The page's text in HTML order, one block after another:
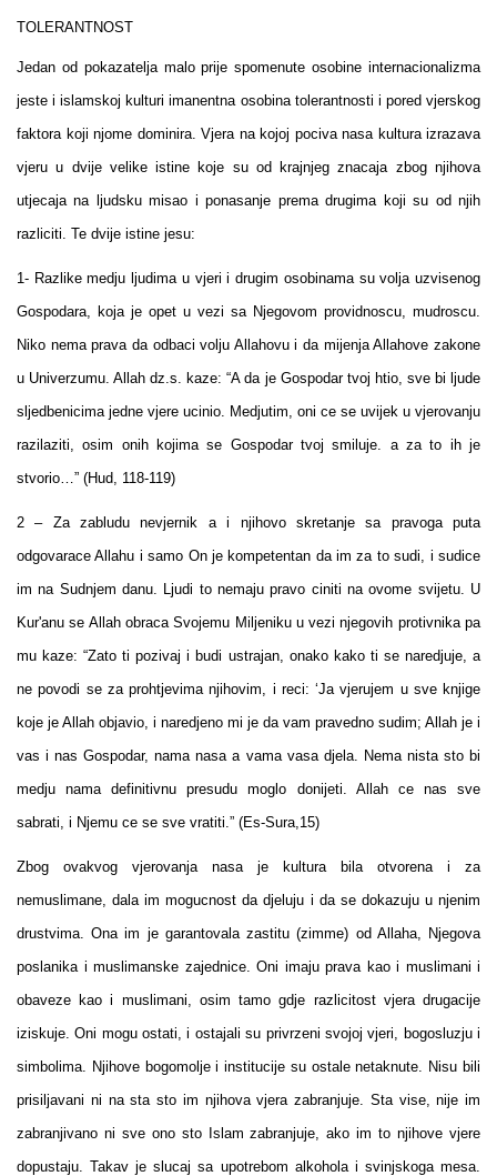
TOLERANTNOST
Jedan od pokazatelja malo prije spomenute osobine internacionalizma
jeste i islamskoj kulturi imanentna osobina tolerantnosti i pored vjerskog
faktora koji njome dominira. Vjera na kojoj pociva nasa kultura izrazava
vjeru u dvije velike istine koje su od krajnjeg znacaja zbog njihova
utjecaja na ljudsku misao i ponasanje prema drugima koji su od njih
razliciti. Te dvije istine jesu:
1- Razlike medju ljudima u vjeri i drugim osobinama su volja uzvisenog
Gospodara, koja je opet u vezi sa Njegovom providnoscu, mudroscu.
Niko nema prava da odbaci volju Allahovu i da mijenja Allahove zakone
u Univerzumu. Allah dz.s. kaze: “A da je Gospodar tvoj htio, sve bi ljude
sljedbenicima jedne vjere ucinio. Medjutim, oni ce se uvijek u vjerovanju
razilaziti, osim onih kojima se Gospodar tvoj smiluje. a za to ih je
stvorio…” (Hud, 118-119)
2 – Za zabludu nevjernik a i njihovo skretanje sa pravoga puta
odgovarace Allahu i samo On je kompetentan da im za to sudi, i sudice
im na Sudnjem danu. Ljudi to nemaju pravo ciniti na ovome svijetu. U
Kur'anu se Allah obraca Svojemu Miljeniku u vezi njegovih protivnika pa
mu kaze: “Zato ti pozivaj i budi ustrajan, onako kako ti se naredjuje, a
ne povodi se za prohtjevima njihovim, i reci: ‘Ja vjerujem u sve knjige
koje je Allah objavio, i naredjeno mi je da vam pravedno sudim; Allah je i
vas i nas Gospodar, nama nasa a vama vasa djela. Nema nista sto bi
medju nama definitivnu presudu moglo donijeti. Allah ce nas sve
sabrati, i Njemu ce se sve vratiti.” (Es-Sura,15)
Zbog ovakvog vjerovanja nasa je kultura bila otvorena i za
nemuslimane, dala im mogucnost da djeluju i da se dokazuju u njenim
drustvima. Ona im je garantovala zastitu (zimme) od Allaha, Njegova
poslanika i muslimanske zajednice. Oni imaju prava kao i muslimani i
obaveze kao i muslimani, osim tamo gdje razlicitost vjera drugacije
iziskuje. Oni mogu ostati, i ostajali su privrzeni svojoj vjeri, bogosluzju i
simbolima. Njihove bogomolje i institucije su ostale netaknute. Nisu bili
prisiljavani ni na sta sto im njihova vjera zabranjuje. Sta vise, nije im
zabranjivano ni sve ono sto Islam zabranjuje, ako im to njihove vjere
dopustaju. Takav je slucaj sa upotrebom alkohola i svinjskoga mesa.